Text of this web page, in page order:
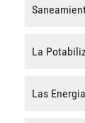
La
Las